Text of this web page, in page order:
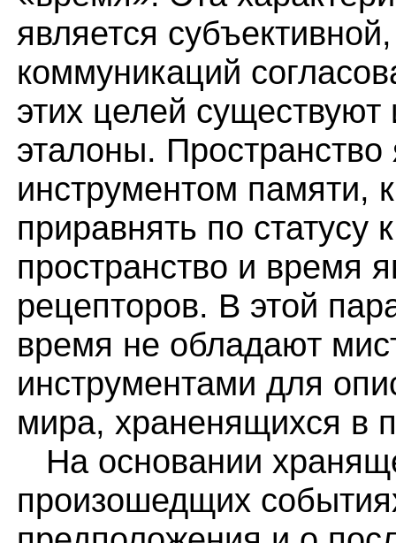
является
коммуникаций
этих целей
эталоны.
инструментом памяти,
приравнять по статусу
пространство и время
рецепторов. В этой
время не обладают
инструментами для
мира, храненящихся в
На основании
произошедщих